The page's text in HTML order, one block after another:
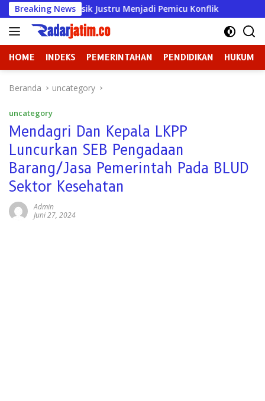
Langsung
ke
konten
Breaking News
Gresik Justru Menjadi Pemicu Konflik Dugaan
HOME INDEKS PEMERINTAHAN PENDIDIKAN HUKUM
Beranda uncategory
uncategory
Mendagri Dan Kepala LKPP
Luncurkan SEB Pengadaan
Barang/Jasa Pemerintah Pada BLUD
Sektor Kesehatan
Admin
Juni 27, 2024